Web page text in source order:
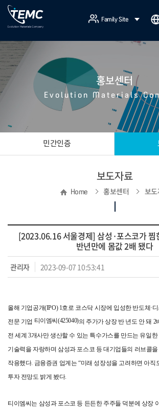
Family Site
홍보센터
Evolution Materials
민간인증
보도자료
Home 홍보센터 보
[2023.06.16 서울경제] 삼성·포스코가
반년만에 몸값 2배 됐다
관리자 2023-09-07 10:53:41
올해 기업공개(IPO) 1호로 코스닥 시장에 입성한 반도체·
전문 기업 티이엠씨(425040)의 주가가 상장 반 년도 안 돼 2
전 세계 3개사만 생산할 수 있는 특수가스를 만드는 유일
기술력을 자랑하며 삼성과 포스코 등 대기업들의 러브콜
작용했다. 금융증권 업계는 “미래 성장성을 고려하면 아직
투자 전망도 밝게 봤다.
티이엠씨는 삼성과 포스코 등 든든한 주주들 덕분에 상장